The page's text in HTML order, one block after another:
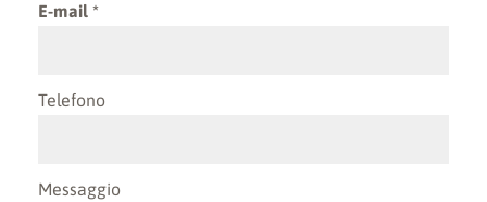
E-mail
Telefono
Messaggio